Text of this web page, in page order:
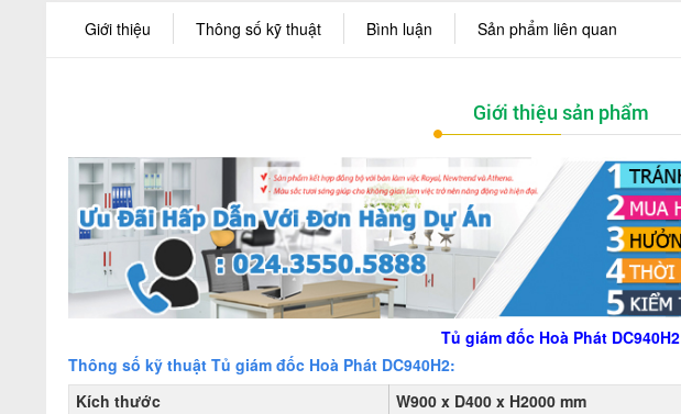
Giới thiệu Thông số kỹ thuật Bình luận Sản phẩm liên quan
Giới thiệu sản phẩm
Tủ giám đốc Hoà Phát DC940H2
Thông số kỹ thuật Tủ giám đốc Hoà Phát DC940H2:
Kích thước
W900 x D400 x H2000 mm